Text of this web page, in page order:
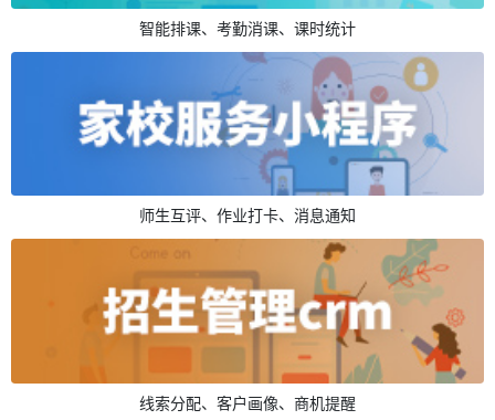
智能排课、考勤消课、课时统计
师生互评、作业打卡、消息通知
线索分配、客户画像、商机提醒